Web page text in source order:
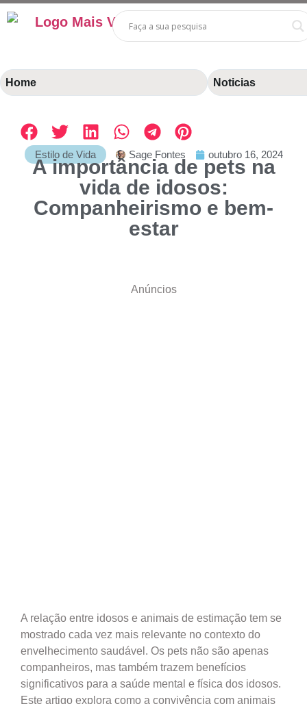
Home Noticias
Estilo de Vida Sage Fontes outubro 16, 2024
A importância de pets na
vida de idosos:
Companheirismo e bem-
estar
Anúncios
A relação entre idosos e animais de estimação tem se
mostrado cada vez mais relevante no contexto do
envelhecimento saudável. Os pets não são apenas
companheiros, mas também trazem benefícios
significativos para a saúde mental e física dos idosos.
Este artigo explora como a convivência com animais